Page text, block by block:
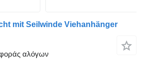
mit Seilwinde Viehanhänger
αλόγων